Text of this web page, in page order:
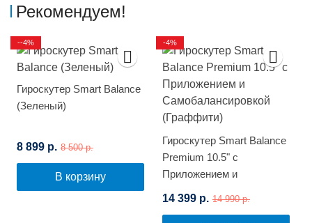
Рекомендуем!
Гироскутер Smart Balance
(Зеленый)
8 899 р. 8 500 р.
В корзину
--4%
Гироскутер Smart Balance
Premium 10.5" с
Приложением и
(Граффити)
14 399 р. 14 990 р.
-4%